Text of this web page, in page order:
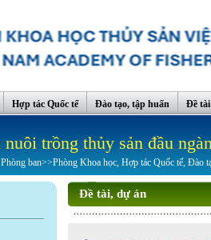
Hợp tác Quốc tế Đào tạo, tập huấn Đề
trồng thủy sản đầu
Phòng ban>>Phòng Khoa học, Hợp tác Quốc tế, Đào
Đề tài, dự án